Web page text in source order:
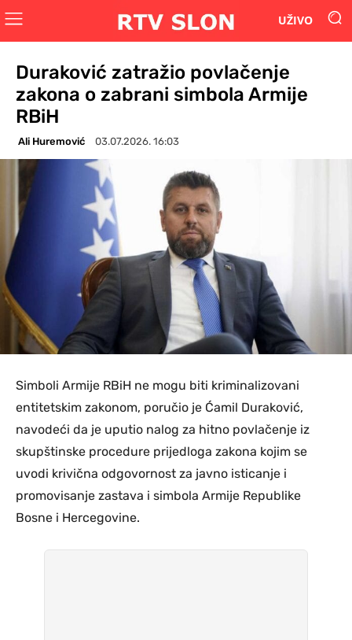
UŽIVO
Duraković zatražio povlačenje
zakona o zabrani simbola Armije
RBiH
Ali Huremović 03.07.2026. 16:03
Simboli Armije RBiH ne mogu biti kriminalizovani
entitetskim zakonom, poručio je Ćamil Duraković,
navodeći da je uputio nalog za hitno povlačenje iz
skupštinske procedure prijedloga zakona kojim se
uvodi krivična odgovornost za javno isticanje i
promovisanje zastava i simbola Armije Republike
Bosne i Hercegovine.